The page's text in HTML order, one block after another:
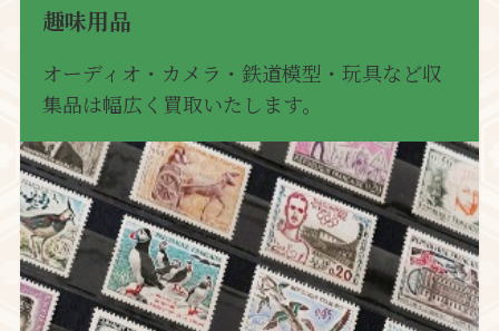
趣味用品
オーディオ・カメラ・鉄道模型・玩具など収
集品は幅広く買取いたします。